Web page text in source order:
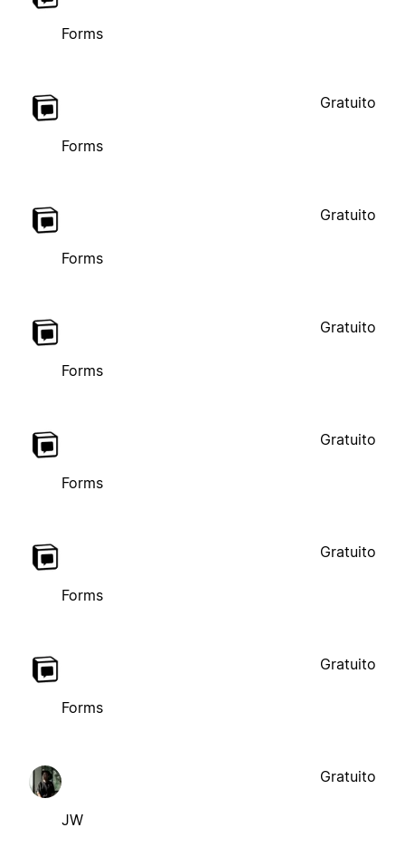
Forms
Forms
Gratuito
Forms
Gratuito
Forms
Gratuito
Forms
Gratuito
Forms
Gratuito
Forms
Gratuito
JW
Gratuito